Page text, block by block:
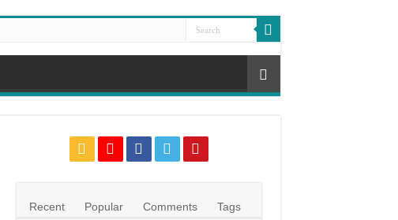
Recent Popular Comments Tags